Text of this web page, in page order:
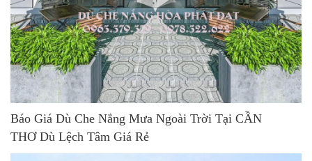
Báo Giá Dù Che Nắng Mưa Ngoài Trời Tại CẦN
THƠ Dù Lệch Tâm Giá Rẻ